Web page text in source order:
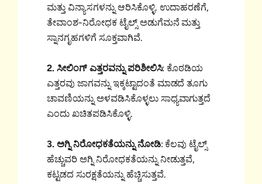
ಮತ್ತು ವಿನ್ಯಾಸಗಳನ್ನು ಆರಿಸಿಕೊಳ್ಳಿ. ಉದಾಹರಣೆಗೆ,
ತೇವಾಂಶ-ನಿರೋಧಕ ಟೈಲ್ಸ್ ಅಡುಗೆಮನೆ ಮತ್ತು
ಸ್ನಾನಗೃಹಗಳಿಗೆ ಸೂಕ್ತವಾಗಿವೆ.
2. ಸೀಲಿಂಗ್ ಎತ್ತರವನ್ನು ಪರಿಶೀಲಿಸಿ: ಕೊಠಡಿಯ
ಎತ್ತರವು ಜಾಗವನ್ನು ಇಕ್ಕಟ್ಟಾದಂತೆ ಮಾಡದೆ ತೂಗು
ಚಾವಣಿಯನ್ನು ಅಳವಡಿಸಿಕೊಳ್ಳಲು ಸಾಧ್ಯವಾಗುತ್ತದೆ
ಎಂದು ಖಚಿತಪಡಿಸಿಕೊಳ್ಳಿ.
3. ಅಗ್ನಿ ನಿರೋಧಕತೆಯನ್ನು ನೋಡಿ: ಕೆಲವು ಟೈಲ್ಸ್
ಹೆಚ್ಚುವರಿ ಅಗ್ನಿ ನಿರೋಧಕತೆಯನ್ನು ನೀಡುತ್ತವೆ,
ಕಟ್ಟಡದ ಸುರಕ್ಷತೆಯನ್ನು ಹೆಚ್ಚಿಸುತ್ತವೆ.